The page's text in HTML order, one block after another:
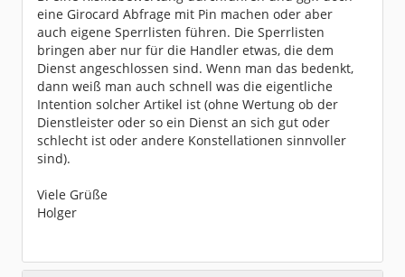
eine Girocard Abfrage mit Pin machen oder aber
auch eigene Sperrlisten führen. Die Sperrlisten
bringen aber nur für die Handler etwas, die dem
Dienst angeschlossen sind. Wenn man das bedenkt,
dann weiß man auch schnell was die eigentliche
Intention solcher Artikel ist (ohne Wertung ob der
Dienstleister oder so ein Dienst an sich gut oder
schlecht ist oder andere Konstellationen sinnvoller
sind).
Viele Grüße
Holger